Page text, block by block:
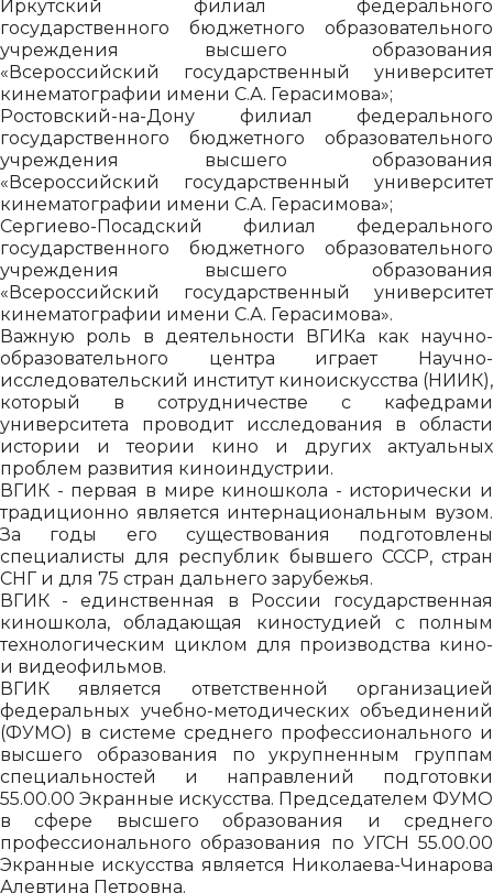
Иркутский филиал федерального
государственного бюджетного образовательного
учреждения высшего образования
«Всероссийский государственный университет
кинематографии имени С.А. Герасимова»;
Ростовский-на-Дону филиал федерального
государственного бюджетного образовательного
учреждения высшего образования
«Всероссийский государственный университет
кинематографии имени С.А. Герасимова»;
Сергиево-Посадский филиал федерального
государственного бюджетного образовательного
учреждения высшего образования
«Всероссийский государственный университет
кинематографии имени С.А. Герасимова».
Важную роль в деятельности ВГИКа как научно-
образовательного центра играет Научно-
исследовательский институт киноискусства (НИИК),
который в сотрудничестве с кафедрами
университета проводит исследования в области
истории и теории кино и других актуальных
проблем развития киноиндустрии.
ВГИК - первая в мире киношкола - исторически и
традиционно является интернациональным вузом.
За годы его существования подготовлены
специалисты для республик бывшего СССР, стран
СНГ и для 75 стран дальнего зарубежья.
ВГИК - единственная в России государственная
киношкола, обладающая киностудией с полным
технологическим циклом для производства кино-
и видеофильмов.
ВГИК является ответственной организацией
федеральных учебно-методических объединений
(ФУМО) в системе среднего профессионального и
высшего образования по укрупненным группам
специальностей и направлений подготовки
55.00.00 Экранные искусства. Председателем ФУМО
в сфере высшего образования и среднего
профессионального образования по УГСН 55.00.00
Экранные искусства является Николаева-Чинарова
Алевтина Петровна.